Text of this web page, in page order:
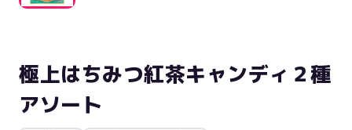
極上はちみつ紅茶キャンディ２種
アソート